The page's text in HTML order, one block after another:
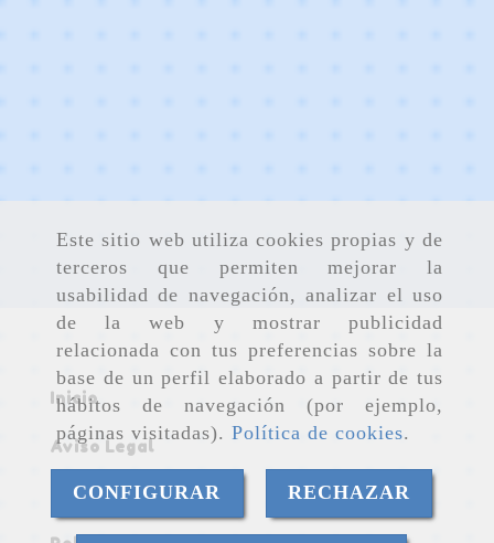
Este sitio web utiliza cookies propias y de
terceros que permiten mejorar la
usabilidad de navegación, analizar el uso
de la web y mostrar publicidad
relacionada con tus preferencias sobre la
base de un perfil elaborado a partir de tus
hábitos de navegación (por ejemplo,
páginas visitadas). Política de cookies.
CONFIGURAR RECHAZAR
Inicio
Aviso Legal
Política de cookies